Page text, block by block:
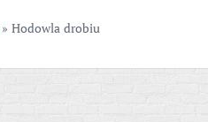
» Hodowla drobiu